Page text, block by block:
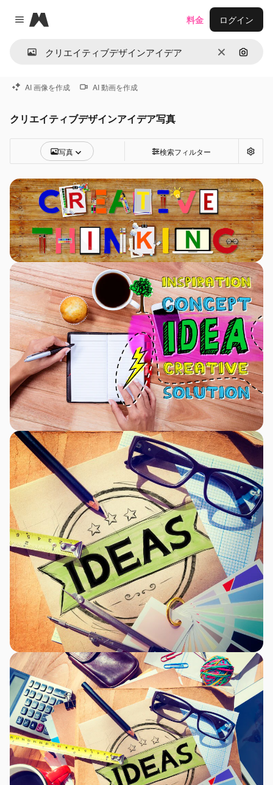
Close menu
Magnific
消去 画像で
料金 ログイン
AI 画像を作成 AI 動画を作成
クリエイティブデザインアイデア写真
写真 検索フィルター